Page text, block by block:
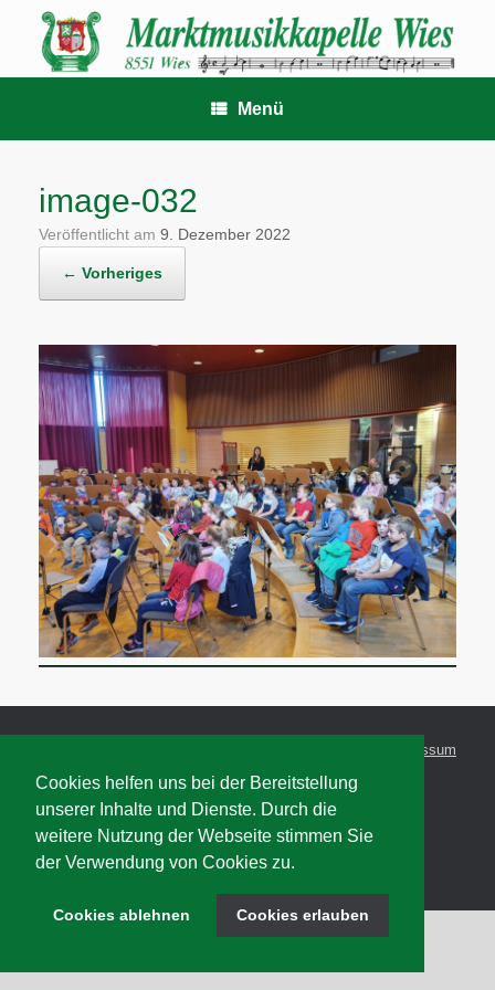
Cookies helfen uns bei der Bereitstellung
unserer Inhalte und Dienste. Durch die
weitere Nutzung der Webseite stimmen Sie
der Verwendung von Cookies zu.
Cookies ablehnen Cookies erlauben
springen
Menü
image-032
Veröffentlicht am 9. Dezember 2022
← Vorheriges
Impressum
© 2026 Marktmusikkapelle Wies